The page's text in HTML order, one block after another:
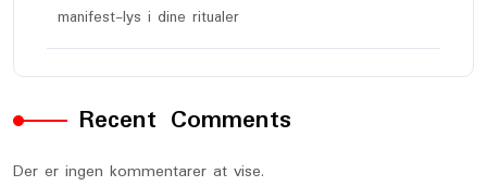
manifest-lys i dine ritualer
Recent Comments
Der er ingen kommentarer at vise.